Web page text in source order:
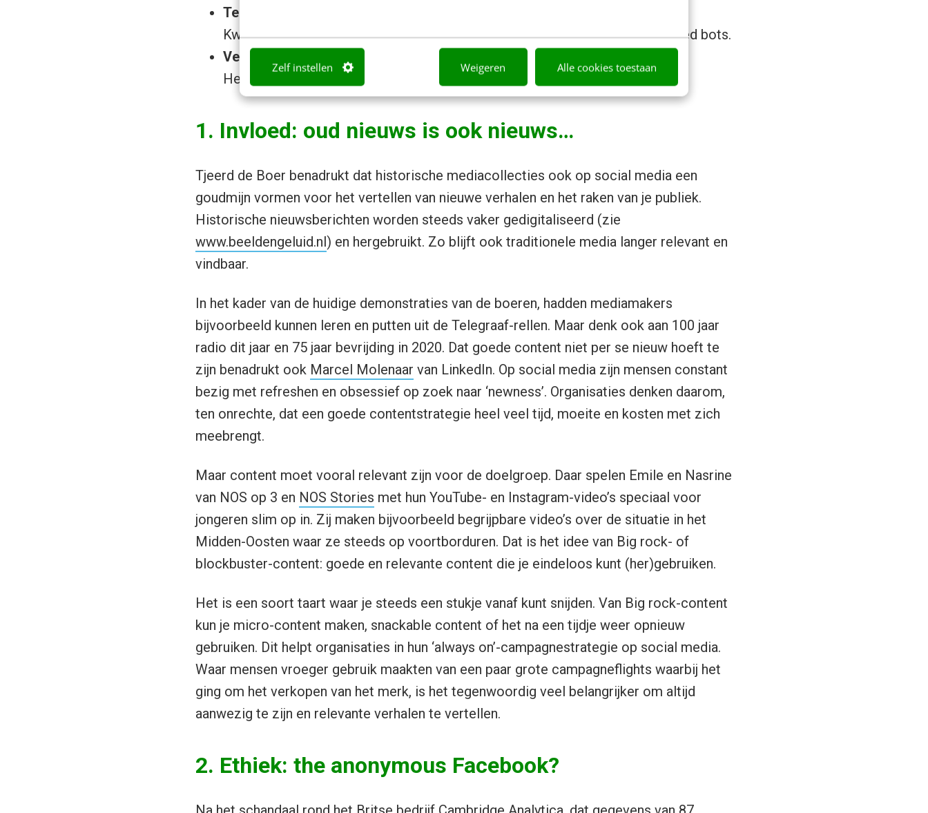
Zelf instellen Weigeren Alle cookies toestaan
Techniek
Kwaliteit van foto’s en video’s, maar denk ook aan virtuele influencers en Shred bots.
Vertrouwen
Het effect van fake nieuws en de betrouwbaarheid van social platformen.
1. Invloed: oud nieuws is ook nieuws…
Tjeerd de Boer benadrukt dat historische mediacollecties ook op social media een
goudmijn vormen voor het vertellen van nieuwe verhalen en het raken van je publiek.
Historische nieuwsberichten worden steeds vaker gedigitaliseerd (zie
www.beeldengeluid.nl) en hergebruikt. Zo blijft ook traditionele media langer relevant en
vindbaar.
In het kader van de huidige demonstraties van de boeren, hadden mediamakers
bijvoorbeeld kunnen leren en putten uit de Telegraaf-rellen. Maar denk ook aan 100 jaar
radio dit jaar en 75 jaar bevrijding in 2020. Dat goede content niet per se nieuw hoeft te
zijn benadrukt ook Marcel Molenaar van LinkedIn. Op social media zijn mensen constant
bezig met refreshen en obsessief op zoek naar ‘newness’. Organisaties denken daarom,
ten onrechte, dat een goede contentstrategie heel veel tijd, moeite en kosten met zich
meebrengt.
Maar content moet vooral relevant zijn voor de doelgroep. Daar spelen Emile en Nasrine
van NOS op 3 en NOS Stories met hun YouTube- en Instagram-video’s speciaal voor
jongeren slim op in. Zij maken bijvoorbeeld begrijpbare video’s over de situatie in het
Midden-Oosten waar ze steeds op voortborduren. Dat is het idee van Big rock- of
blockbuster-content: goede en relevante content die je eindeloos kunt (her)gebruiken.
Het is een soort taart waar je steeds een stukje vanaf kunt snijden. Van Big rock-content
kun je micro-content maken, snackable content of het na een tijdje weer opnieuw
gebruiken. Dit helpt organisaties in hun ‘always on’-campagnestrategie op social media.
Waar mensen vroeger gebruik maakten van een paar grote campagneflights waarbij het
ging om het verkopen van het merk, is het tegenwoordig veel belangrijker om altijd
aanwezig te zijn en relevante verhalen te vertellen.
2. Ethiek: the anonymous Facebook?